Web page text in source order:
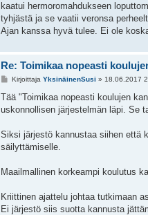
t
i
kaatui hermoromahdukseen
tyhjästä ja se vaatii veronsa
Ajan kanssa hyvä tulee. Ei ole
Re: Toimikaa nopeasti
V
e
t
Kirjoittaja YksinäinenSusi » 18.06.2017
Tää "Toimikaa nopeasti koulujen
uskonnollisen järjestelmän läpi. Se
Siksi järjestö kannustaa siihen että
säilyttämiselle.
Maailmallinen korkeampi koulutus
Kriittinen ajattelu johtaa tutkimaan
Ei järjestö siis suotta kannusta